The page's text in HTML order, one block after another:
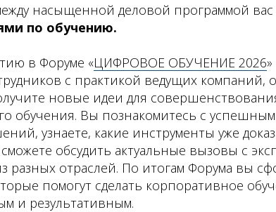
насыщенной деловой программой вас
по обучению.
в Форуме «ЦИФРОВОЕ ОБУЧЕНИЕ 2026
с практикой ведущих компаний,
новые идеи для
обучения. Вы познакомитесь с
узнаете, какие инструменты уже
обсудить актуальные вызовы с
разных отраслей. По итогам Форума вы
помогут сделать корпоративное
и результативным.
наразных языках
другие — про «прибыль и результаты».
союз CEO и HR» поможет найти общий язык,